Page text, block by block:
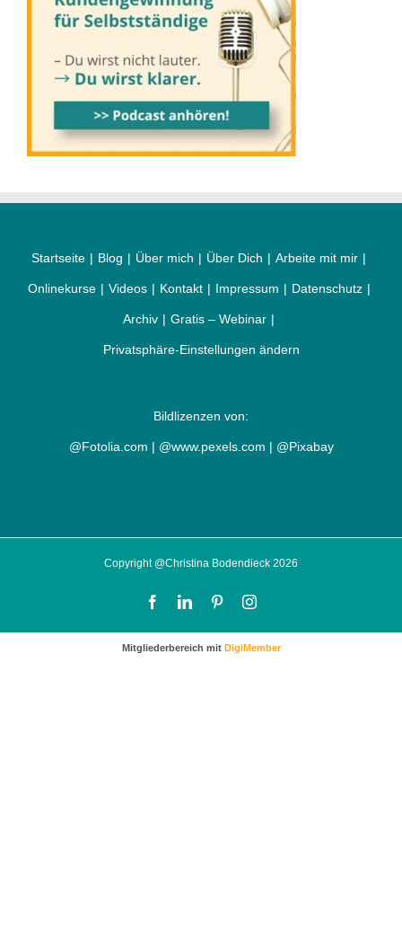
Startseite Blog Über mich Über Dich Arbeite mit mir
Onlinekurse Videos Kontakt Impressum Datenschutz
Archiv Gratis – Webinar
Privatsphäre-Einstellungen ändern
Bildlizenzen von:
@Fotolia.com | @www.pexels.com | @Pixabay
Copyright @Christina Bodendieck 2026
FacebookLinkedInPinterestInstagram
Mitgliederbereich mit DigiMember